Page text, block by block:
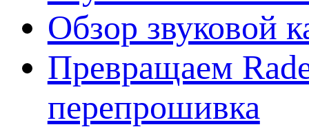
Обзор звуковой
Превращаем
перепрошивка